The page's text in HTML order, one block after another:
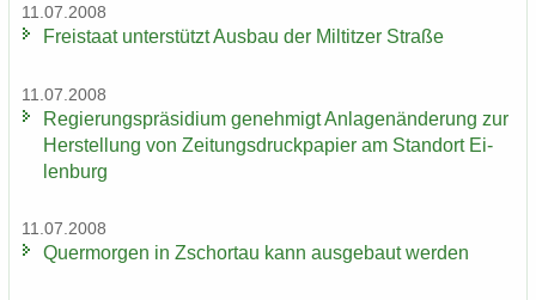
11.07.2008
Frei­staat un­ter­stützt Aus­bau der Mil­tit­zer Stra­ße
11.07.2008
Re­gie­rungs­prä­si­di­um ge­neh­migt An­la­gen­än­de­rung zur
Her­stel­lung von Zei­tungs­druck­pa­pier am Stand­ort Ei­
len­burg
11.07.2008
Quer­mor­gen in Zschor­tau kann aus­ge­baut wer­den